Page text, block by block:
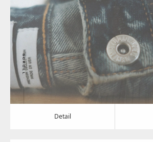
Update: 2024.08.07
Category:アパレル・バッグ
Detail Visit
Detail